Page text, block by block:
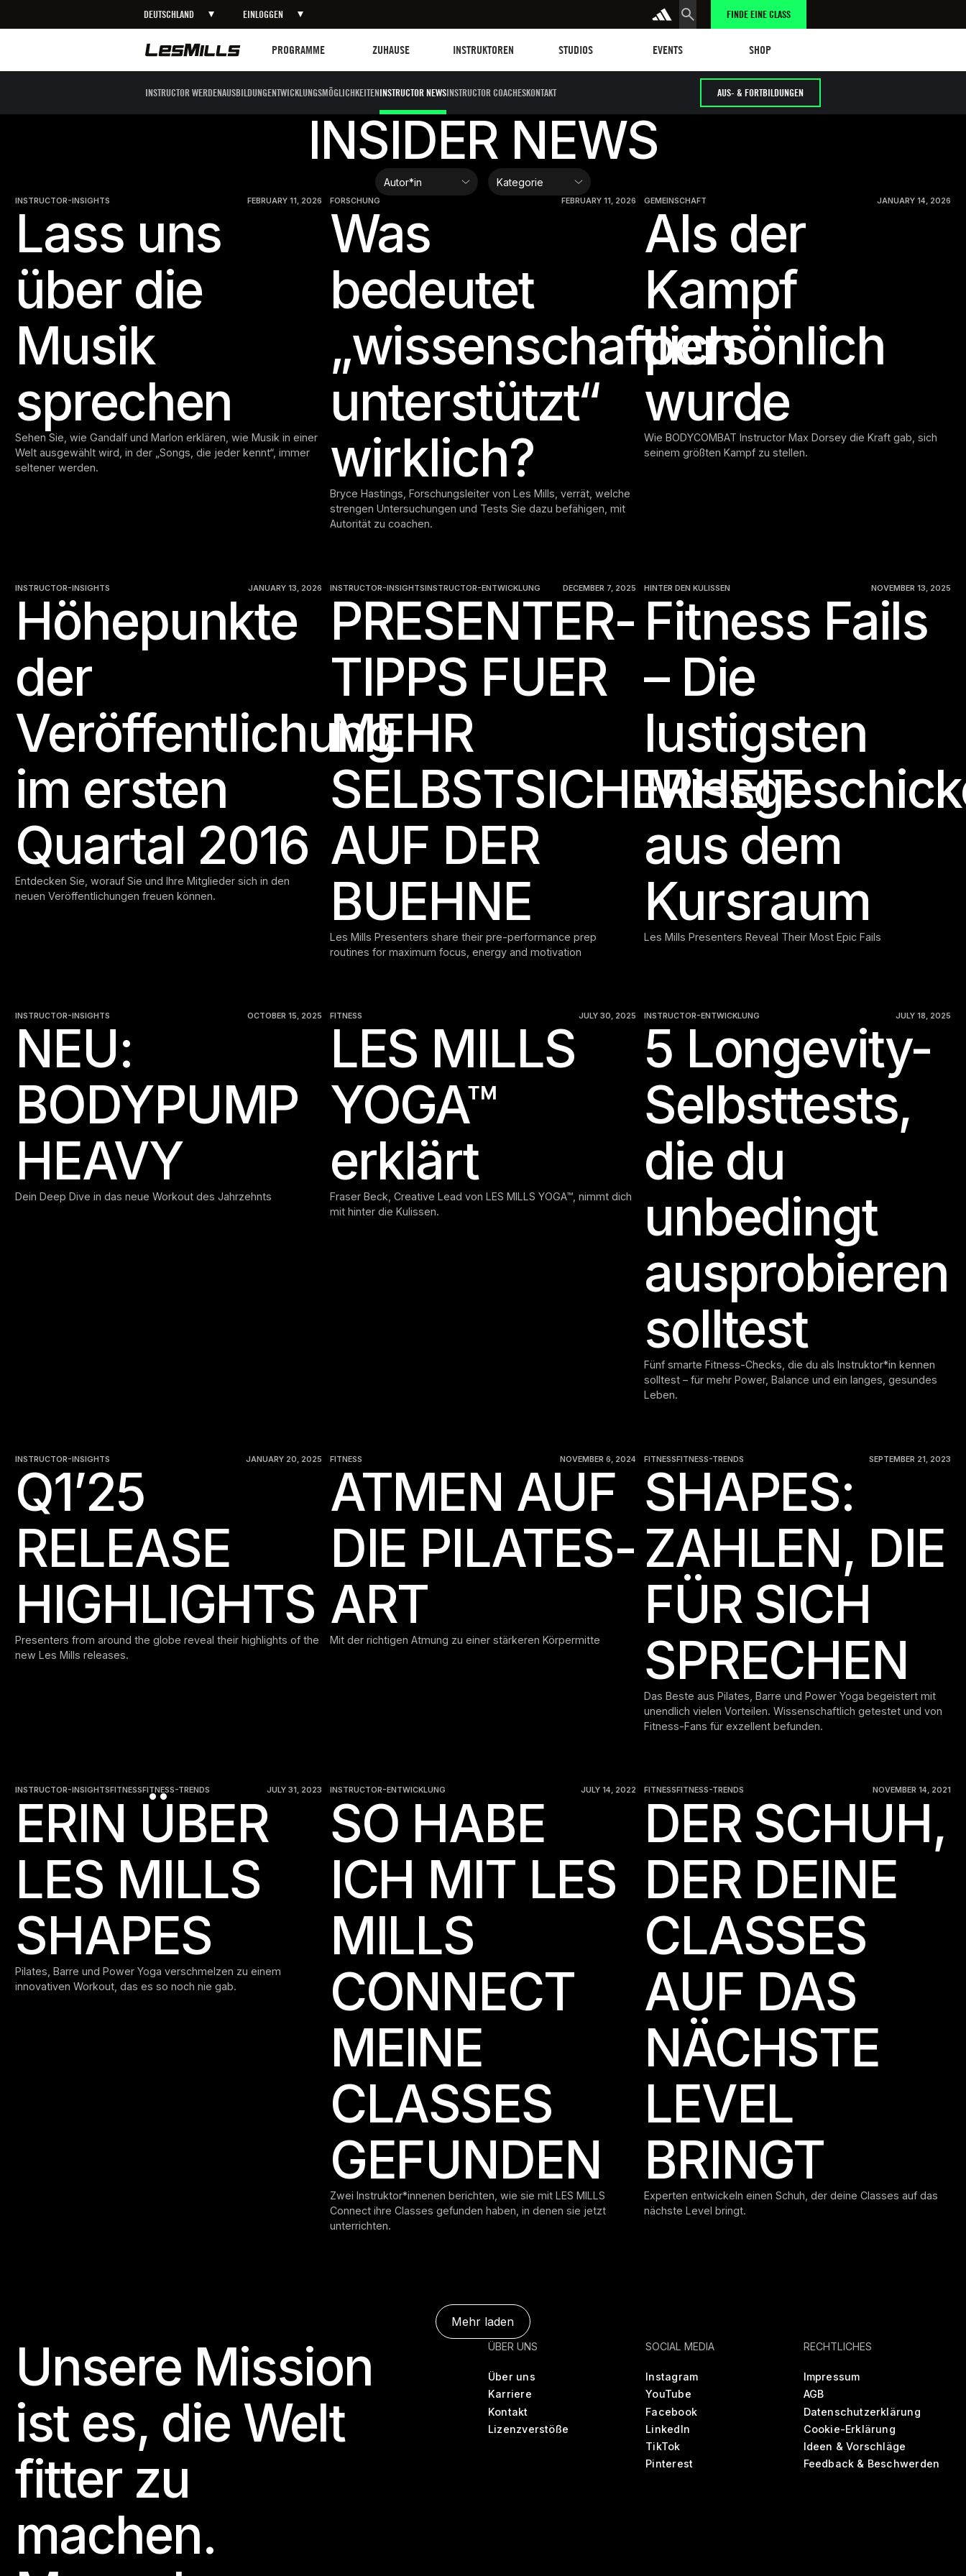
DEUTSCHLAND EINLOGGEN FINDE EINE CLASS
PROGRAMME
ZUHAUSE
INSTRUKTOREN
STUDIOS
EVENTS
SHOP
INSTRUCTOR WERDENAUSBILDUNGENTWICKLUNGSMÖGLICHKEITENINSTRUCTOR NEWSINSTRUCTOR COACHESKONTAKT AUS- & FORTBILDUNGEN
INSIDER NEWS
INSTRUCTOR-INSIGHTS FEBRUARY 11, 2026
Lass uns
über die
Musik
sprechen
Sehen Sie, wie Gandalf und Marlon erklären, wie Musik in einer
Welt ausgewählt wird, in der „Songs, die jeder kennt“, immer
seltener werden.
FORSCHUNG FEBRUARY 11, 2026
Was
bedeutet
„wissenschaftlich
unterstützt“
wirklich?
Bryce Hastings, Forschungsleiter von Les Mills, verrät, welche
strengen Untersuchungen und Tests Sie dazu befähigen, mit
Autorität zu coachen.
GEMEINSCHAFT JANUARY 14, 2026
Als der
Kampf
persönlich
wurde
Wie BODYCOMBAT Instructor Max Dorsey die Kraft gab, sich
seinem größten Kampf zu stellen.
INSTRUCTOR-INSIGHTS JANUARY 13, 2026
Höhepunkte
der
Veröffentlichung
im ersten
Quartal 2016
Entdecken Sie, worauf Sie und Ihre Mitglieder sich in den
neuen Veröffentlichungen freuen können.
INSTRUCTOR-INSIGHTSINSTRUCTOR-ENTWICKLUNG DECEMBER 7, 2025
PRESENTER-
TIPPS FUER
MEHR
SELBSTSICHERHEIT
AUF DER
BUEHNE
Les Mills Presenters share their pre-performance prep
routines for maximum focus, energy and motivation
HINTER DEN KULISSEN NOVEMBER 13, 2025
Fitness Fails
– Die
lustigsten
aus dem
Kursraum
Les Mills Presenters Reveal Their Most Epic Fails
INSTRUCTOR-INSIGHTS OCTOBER 15, 2025
NEU:
BODYPUMP
HEAVY
Dein Deep Dive in das neue Workout des Jahrzehnts
FITNESS JULY 30, 2025
LES MILLS
YOGA™
erklärt
Fraser Beck, Creative Lead von LES MILLS YOGA™, nimmt dich
mit hinter die Kulissen.
INSTRUCTOR-ENTWICKLUNG JULY 18, 2025
5 Longevity-
Selbsttests,
die du
unbedingt
ausprobieren
solltest
Fünf smarte Fitness-Checks, die du als Instruktor*in kennen
solltest – für mehr Power, Balance und ein langes, gesundes
Leben.
INSTRUCTOR-INSIGHTS JANUARY 20, 2025
Q1’25
RELEASE
HIGHLIGHTS
Presenters from around the globe reveal their highlights of the
new Les Mills releases.
FITNESS NOVEMBER 6, 2024
ATMEN AUF
DIE PILATES-
ART
Mit der richtigen Atmung zu einer stärkeren Körpermitte
FITNESSFITNESS-TRENDS SEPTEMBER 21, 2023
SHAPES:
ZAHLEN, DIE
FÜR SICH
SPRECHEN
Das Beste aus Pilates, Barre und Power Yoga begeistert mit
unendlich vielen Vorteilen. Wissenschaftlich getestet und von
Fitness-Fans für exzellent befunden.
INSTRUCTOR-INSIGHTS FITNESS FITNESS-TRENDS JULY 31, 2023
ERIN ÜBER
LES MILLS
SHAPES
Pilates, Barre und Power Yoga verschmelzen zu einem
innovativen Workout, das es so noch nie gab.
INSTRUCTOR-ENTWICKLUNG JULY 14, 2022
SO HABE
ICH MIT LES
MILLS
CONNECT
MEINE
CLASSES
GEFUNDEN
Zwei Instruktor*innenen berichten, wie sie mit LES MILLS
Connect ihre Classes gefunden haben, in denen sie jetzt
unterrichten.
FITNESS FITNESS-TRENDS NOVEMBER 14, 2021
DER SCHUH,
DER DEINE
CLASSES
AUF DAS
NÄCHSTE
LEVEL
BRINGT
Experten entwickeln einen Schuh, der deine Classes auf das
nächste Level bringt.
Mehr laden
Mehr laden
Footer
Unsere Mission
ist es, die Welt
fitter zu
machen.
ÜBER UNS
Über uns
Karriere
Kontakt
Lizenzverstöße
SOCIAL MEDIA
Instagram
YouTube
Facebook
LinkedIn
TikTok
Pinterest
RECHTLICHES
Impressum
AGB
Datenschutzerklärung
Cookie-Erklärung
Ideen & Vorschläge
Feedback & Beschwerden